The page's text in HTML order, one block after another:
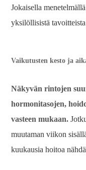
Jokaisella
yksilöllisistä
Vaikutusten kesto ja
Näkyvän rintojen
hormonitasojen,
vasteen mukaan.
muutaman viikon
kuukausia hoitoa